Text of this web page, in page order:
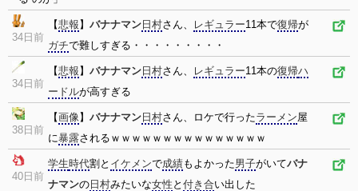
34日前
【悲報 】 バナナマン 日村さん、 レギュラー11本で復帰が
ガチで難しすぎる・・・・・・・・・
34日前
【悲報 】 バナナマン 日村さん、 レギュラー11本の復帰ハ
ードルが高すぎる
38日前
【画像】 バナナマン 日村さん、ロケで行ったラーメン屋
に暴露されるｗｗｗｗｗｗｗｗｗｗｗｗｗｗｗ
40日前
学生時代割と イケメンで成績もよかった男子がいてバナ
ナマンの 日村みたいな女性 と 付き合い出した